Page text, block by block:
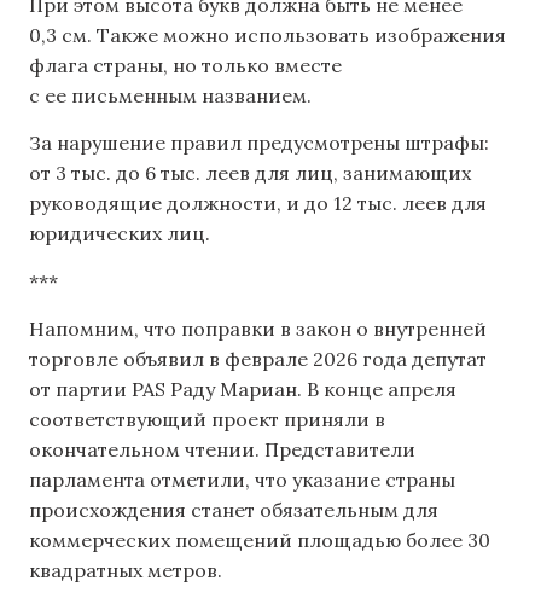
0,3 см. Также можно использовать изображения
флага страны, но только вместе
с ее письменным названием.
За нарушение правил предусмотрены штрафы:
от 3 тыс. до 6 тыс. леев для лиц, занимающих
руководящие должности, и до 12 тыс. леев для
юридических лиц.
***
Напомним, что поправки в закон о внутренней
торговле объявил ​​в феврале 2026 года депутат
от партии PAS Раду Мариан. В конце апреля
соответствующий проект приняли в
окончательном чтении. Представители
парламента отметили, что указание страны
происхождения станет обязательным для
коммерческих помещений площадью более 30
квадратных метров.